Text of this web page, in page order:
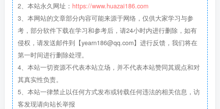
2、本站永久网址： https://www.huazai186.com
3、本网站的文章部分内容可能来源于网络，仅供大家学习与参
考，部分软件下载在学习和参考后，请24小时内进行删除，如有
侵权，请发送邮件到【yearn186@qq.com】进行反馈，我们将在
第一时间进行删除处理。
4、本站一切资源不代表本站立场，并不代表本站赞同其观点和对
其真实性负责。
5、本站一律禁止以任何方式发布或转载任何违法的相关信息，访
客发现请向站长举报